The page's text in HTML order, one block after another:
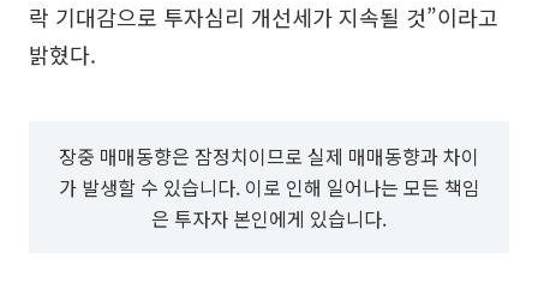
락 기대감으로 투자심리 개선세가 지속될 것”이라고
밝혔다.
장중 매매동향은 잠정치이므로 실제 매매동향과 차이
가 발생할 수 있습니다. 이로 인해 일어나는 모든 책임
은 투자자 본인에게 있습니다.